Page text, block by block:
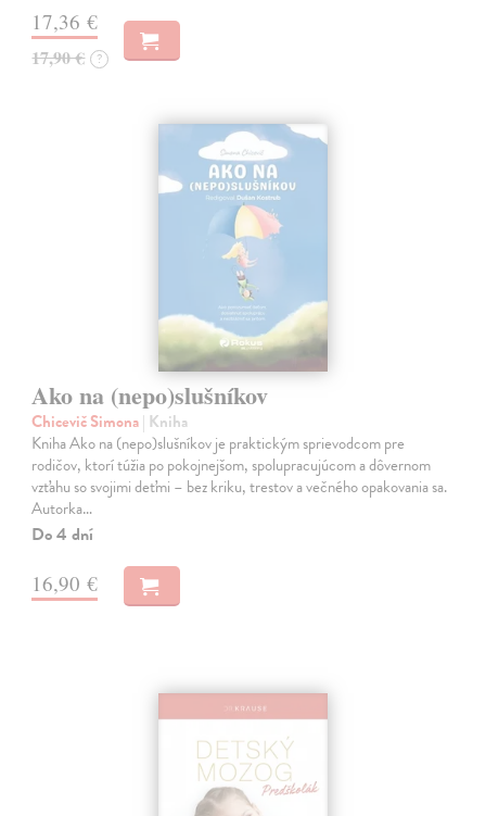
17,36 €
17,90 € ?
Ako na (nepo)slušníkov
Chicevič Simona| Kniha
Kniha Ako na (nepo)slušníkov je praktickým sprievodcom pre
rodičov, ktorí túžia po pokojnejšom, spolupracujúcom a dôvernom
vzťahu so svojimi deťmi – bez kriku, trestov a večného opakovania sa.
Autorka…
Do 4 dní
16,90 €